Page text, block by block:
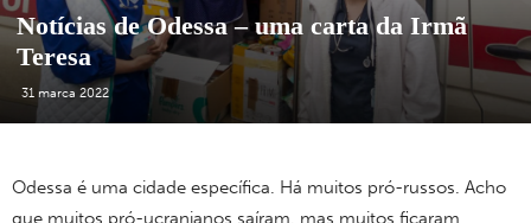
Notícias de Odessa – uma carta da Irmã
Teresa
31 marca 2022
Odessa é uma cidade específica. Há muitos pró-russos. Acho
que muitos pró-ucranianos saíram, mas muitos ficaram